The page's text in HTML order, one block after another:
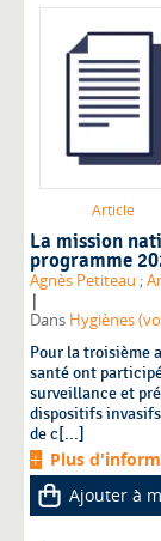
Article
La mission
programme
Agnès Petiteau ;
|
Dans Hygiènes
Pour la troisième
santé ont
surveillance et
dispositifs
de c[...]
Plus
Ajouter à